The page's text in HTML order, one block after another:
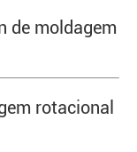
de moldagem
rotacional